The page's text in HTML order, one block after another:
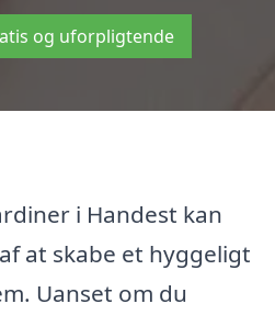
og uforpligtende
i Handest kan
at skabe et hyggeligt
Uanset om du